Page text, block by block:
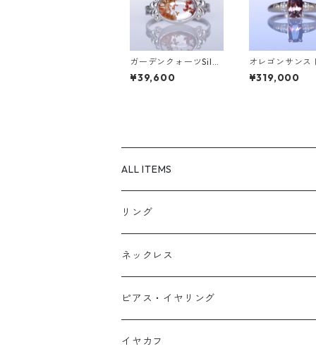
ガーデンクォーツSilve
rリング LINDEN(リン
デン）[L009]
¥39,600
オレゴンサンス
＆ダイヤK18リ
TA(ファタ）
¥319,000
ALL ITEMS
リング
天然石1点ものリング【Gold】（在庫あ
天然石1点ものリング【Silver】（在庫あ
定番リング
ネックレス
天然石1点ものネックレス（在庫ありの
定番ネックレス
ピアス・イヤリング
天然石1点ものピアス（在庫ありのみ絞込
イヤカフ